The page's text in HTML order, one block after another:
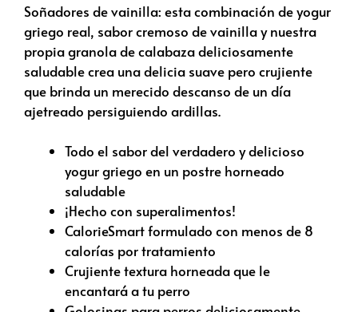
Soñadores de vainilla: esta combinación de yogur
griego real, sabor cremoso de vainilla y nuestra
propia granola de calabaza deliciosamente
saludable crea una delicia suave pero crujiente
que brinda un merecido descanso de un día
ajetreado persiguiendo ardillas.
Todo el sabor del verdadero y delicioso
yogur griego en un postre horneado
saludable
¡Hecho con superalimentos!
CalorieSmart formulado con menos de 8
calorías por tratamiento
Crujiente textura horneada que le
encantará a tu perro